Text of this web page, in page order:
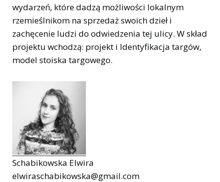
wydarzeń, które dadzą możliwości lokalnym
rzemieślnikom na sprzedaż swoich dzieł i
zachęcenie ludzi do odwiedzenia tej ulicy. W skład
projektu wchodzą: projekt i Identyfikacja targów,
model stoiska targowego.
Schabikowska Elwira
elwiraschabikowska@gmail.com